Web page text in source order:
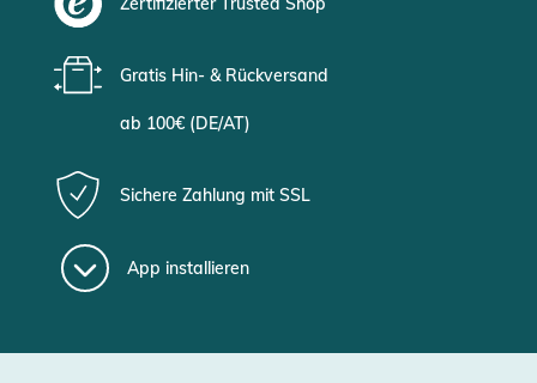
Gratis Hin- & Rückversand
ab 100€ (DE/AT)
Sichere Zahlung mit SSL
App installieren